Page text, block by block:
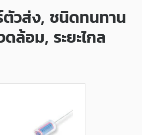
ตัวส่ง, ชนิดทนทาน
ล้อม, ระยะไกล